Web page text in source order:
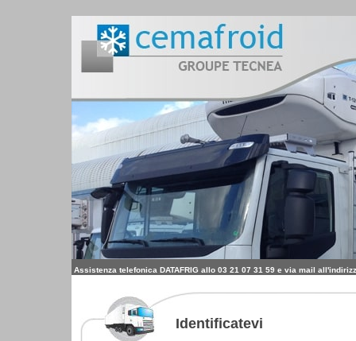
Assistenza telefonica DATAFRIG allo 03 21 07 31 59 e via mail
Identificatevi